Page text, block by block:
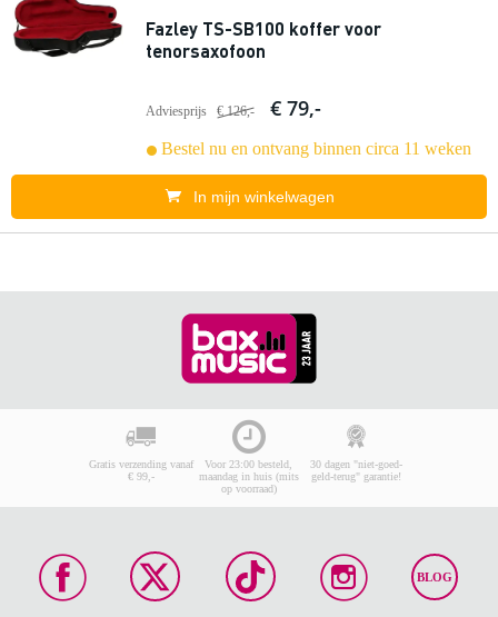
Fazley TS-SB100 koffer voor
tenorsaxofoon
Adviesprijs € 126,- € 79,-
Bestel nu en ontvang binnen circa 11 weken
In mijn winkelwagen
Gratis verzending vanaf
€ 99,-
Voor 23:00 besteld,
maandag in huis (mits
op voorraad)
30 dagen "niet-goed-
geld-terug" garantie!
BLOG